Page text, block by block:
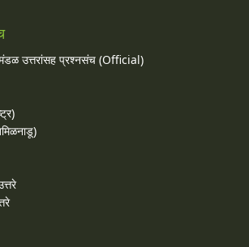
मंडळ उत्तरांसह प्रश्नसंच (Official)